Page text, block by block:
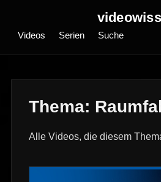
Videos Serien Suche
Thema:
Alle Videos, die diesem